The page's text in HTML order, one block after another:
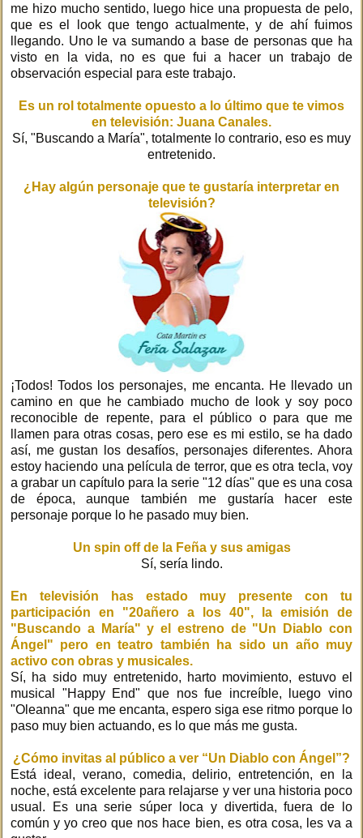
me hizo mucho sentido, luego hice una propuesta de pelo,
que es el look que tengo actualmente, y de ahí fuimos
llegando. Uno le va sumando a base de personas que ha
visto en la vida, no es que fui a hacer un trabajo de
observación especial para este trabajo.
Es un rol totalmente opuesto a lo último que te vimos
en televisión: Juana Canales.
Sí, "Buscando a María", totalmente lo contrario, eso es muy
entretenido.
¿Hay algún personaje que te gustaría interpretar en
televisión?
¡Todos! Todos los personajes, me encanta. He llevado un
camino en que he cambiado mucho de look y soy poco
reconocible de repente, para el público o para que me
llamen para otras cosas, pero ese es mi estilo, se ha dado
así, me gustan los desafíos, personajes diferentes. Ahora
estoy haciendo una película de terror, que es otra tecla, voy
a grabar un capítulo para la serie "12 días" que es una cosa
de época, aunque también me gustaría hacer este
personaje porque lo he pasado muy bien.
Un spin off de la Feña y sus amigas
Sí, sería lindo.
En televisión has estado muy presente con tu
participación en "20añero a los 40", la emisión de
"Buscando a María" y el estreno de "Un Diablo con
Ángel" pero en teatro también ha sido un año muy
activo con obras y musicales.
Sí, ha sido muy entretenido, harto movimiento, estuvo el
musical "Happy End" que nos fue increíble, luego vino
"Oleanna" que me encanta, espero siga ese ritmo porque lo
paso muy bien actuando, es lo que más me gusta.
¿Cómo invitas al público a ver “Un Diablo con Ángel”?
Está ideal, verano, comedia, delirio, entretención, en la
noche, está excelente para relajarse y ver una historia poco
usual. Es una serie súper loca y divertida, fuera de lo
común y yo creo que nos hace bien, es otra cosa, les va a